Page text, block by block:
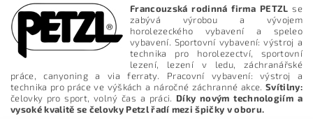
Francouzská rodinná firma PETZL se
zabývá výrobou a vývojem
horolezeckého vybavení a speleo
vybavení. Sportovní vybavení: výstroj a
technika pro horolezectví, sportovní
lezení, lezení v ledu, záchranářské
práce, canyoning a via ferraty. Pracovní vybavení: výstroj a
technika pro práce ve výškách a náročné záchranné akce.Svítilny:
čelovky pro sport, volný čas a práci. Díky novým technologiím a
vysoké kvalitě se čelovky Petzl řadí mezi špičky v oboru.